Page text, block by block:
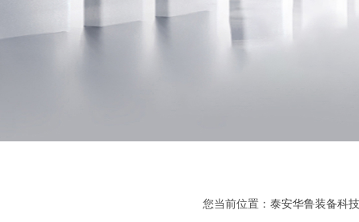
您当前位置：泰安华鲁装备科